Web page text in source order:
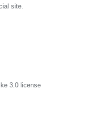
site.
3.0 license